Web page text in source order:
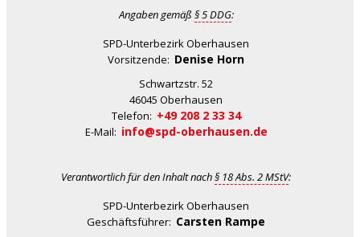
Angaben gemäß § 5 DDG:
SPD-Unterbezirk Oberhausen
Vorsitzende: Denise Horn
Schwartzstr. 52
46045 Oberhausen
Telefon: +49 208 2 33 34
E-Mail: info@spd-oberhausen.de
Verantwortlich für den Inhalt nach§ 18 Abs. 2 MStV:
SPD-Unterbezirk Oberhausen
Geschäftsführer: Carsten Rampe